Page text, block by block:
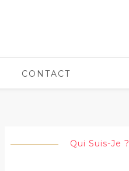
CONTACT
Qui Suis-Je ?